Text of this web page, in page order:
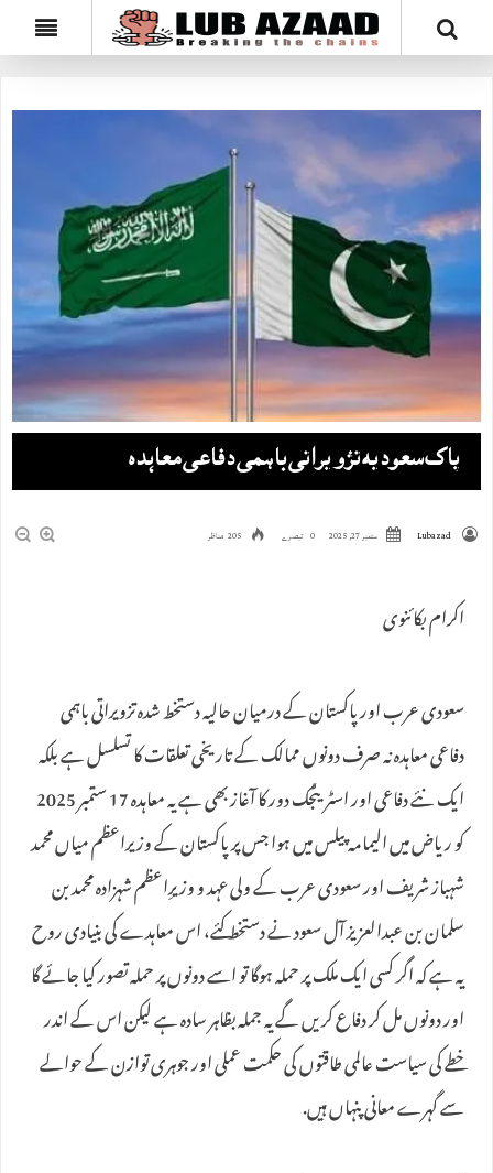
پاک سعودیہ تزویراتی باہمی دفاعی معاہدہ
Lubazad ستمبر 27, 2025 0 تبصرے 205 مناظر
اکرام بکائنوی
سعودی عرب اور پاکستان کے درمیان حالیہ دستخط شدہ تزویراتی باہمی
دفاعی معاہدہ نہ صرف دونوں ممالک کے تاریخی تعلقات کا تسلسل ہے بلکہ
ایک نئے دفاعی اور اسٹریٹجک دور کا آغاز بھی ہے یہ معاہدہ 17 ستمبر 2025
کو ریاض میں الیمامہ پیلس میں ہوا جس پر پاکستان کے وزیراعظم میاں محمد
شہباز شریف اور سعودی عرب کے ولی عہد و وزیرِاعظم شہزادہ محمد بن
سلمان بن عبدالعزیز آل سعود نے دستخط کئے، اس معاہدے کی بنیادی روح
یہ ہے کہ اگر کسی ایک ملک پر حملہ ہوگا تو اسے دونوں پر حملہ تصور کیا جائے گا
اور دونوں مل کر دفاع کریں گے یہ جملہ بظاہر سادہ ہے لیکن اس کے اندر
خطے کی سیاست عالمی طاقتوں کی حکمت عملی اور جوہری توازن کے حوالے
سے گہرے معانی پنہاں ہیں.